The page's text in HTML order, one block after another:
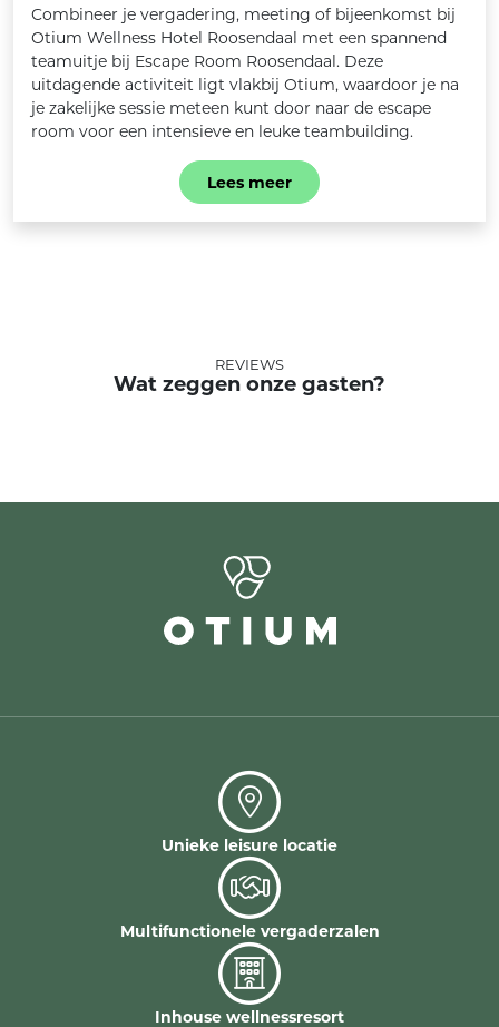
Combineer je vergadering, meeting of bijeenkomst bij
Otium Wellness Hotel Roosendaal met een spannend
teamuitje bij Escape Room Roosendaal. Deze
uitdagende activiteit ligt vlakbij Otium, waardoor je na
je zakelijke sessie meteen kunt door naar de escape
room voor een intensieve en leuke teambuilding.
Lees meer
REVIEWS
Wat zeggen onze gasten?
Unieke leisure locatie
Multifunctionele vergaderzalen
Inhouse wellnessresort